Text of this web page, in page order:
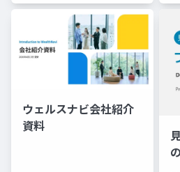
ウェルスナビ会社紹介
資料